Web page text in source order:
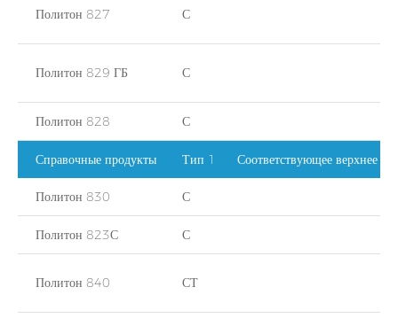
Политон 827 С
Политон 829 ГБ С
Политон 828 С
Справочные продукты Тип 1 Соответствующее верхнее
Политон 830 С
Политон 823С С
Политон 840 СТ